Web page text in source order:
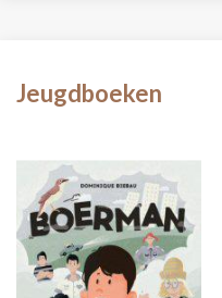
Jeugdboeken